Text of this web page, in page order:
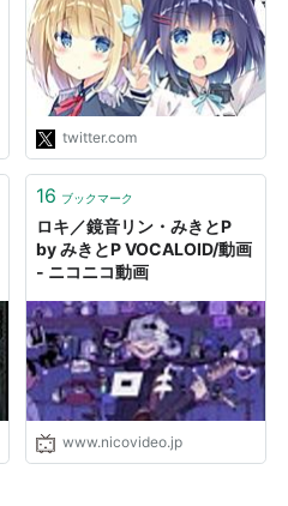
とになったため、Vtuberを
引退します。 お手紙を書い
たので、読んでください。
異界の偉い人からの大切なお
話もあります。 今まで応援
してくれたサスガーの…
https://t.co/GugH260qYT
"
twitter.com
16 ブックマーク
ロキ／鏡音リン・みきとP
by みきとP VOCALOID/動画
- ニコニコ動画
www.nicovideo.jp